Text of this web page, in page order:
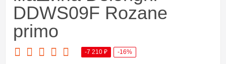
DDWS09F Rozane
primo
-7 210 ₽ -16%